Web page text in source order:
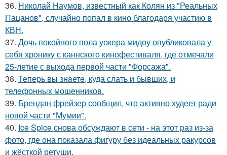
36. Николай Наумов, известный как Колян из "Реальных
Пацанов", случайно попал в кино благодаря участию в
КВН.
37. Дочь покойного пола уокера мидоу опубликовала у
себя хронику с каннского кинофестиваля, где отмечали
25-летие с выхода первой части "Форсажа".
38. Теперь вы знaетe, куда слать и бывших, и
телeфонныx мошенников.
39. Брендан фрейзер сообщил, что активно худеет ради
новой части "Мумии".
40. Ice Spice снова обсуждают в сети - на этот раз из-за
фото, где она показала фигуру без идеальных ракурсов
и жёсткой ретуши.